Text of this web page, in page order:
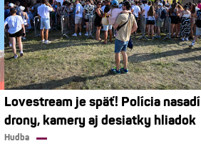
Lovestream je späť! Polícia nasadí
drony, kamery aj desiatky hliadok
Hudba